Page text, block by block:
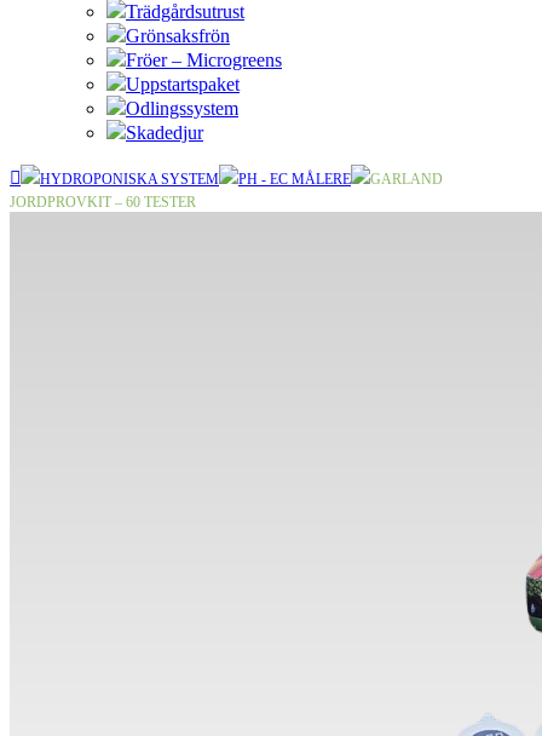
Trädgårdsutrust
Grönsaksfrön
Fröer – Microgreens
Uppstartspaket
Odlingssystem
Skadedjur
HYDROPONISKA SYSTEM PH - EC MÅLERE
GARLAND
JORDPROVKIT – 60 TESTER